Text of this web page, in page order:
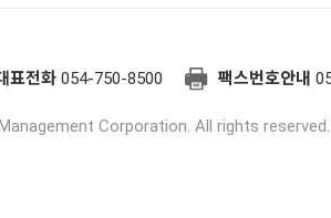
표전화 054-750-8500 팩스번호안내
Corporation. All rights reserved.